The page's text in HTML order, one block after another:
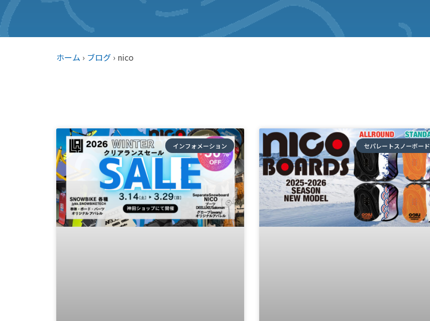
ホーム › ブログ › nico
インフォメーション セパレートスノーボード